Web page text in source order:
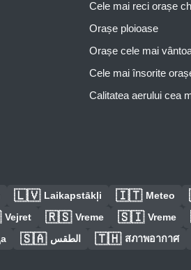
Cele mai reci orașe
Orașe ploioase
Orașe cele mai
Cele mai însorite
Calitatea aerului cea
🇱🇻 Laikapstākļi 🇮🇹 Meteo
Vejret 🇷🇸 Vreme 🇸🇮 Vreme
🇸🇦 الطقس 🇹🇭 สภาพอากาศ